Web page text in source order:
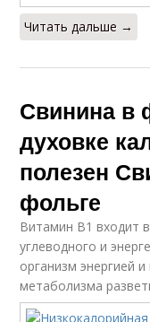
Читать дальше →
Свинина в
духовке
полезен
фольге
Витамин В1 входит
углеводного и
организм энергией
метаболизма